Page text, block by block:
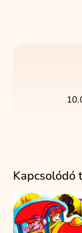
Kapcsolódó